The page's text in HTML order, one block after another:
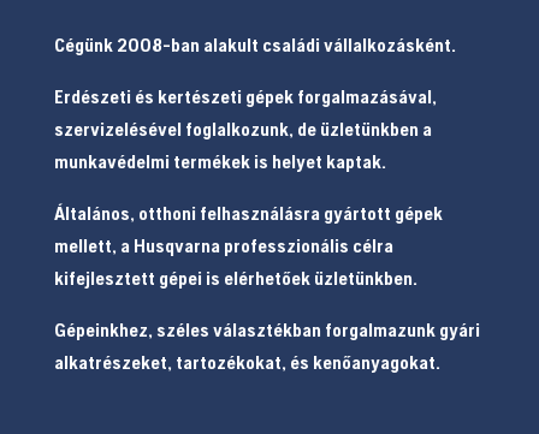
Cégünk 2008-ban alakult családi vállalkozásként.
Erdészeti és kertészeti gépek forgalmazásával,
szervizelésével foglalkozunk, de üzletünkben a
munkavédelmi termékek is helyet kaptak.
Általános, otthoni felhasználásra gyártott gépek
mellett, a Husqvarna professzionális célra
kifejlesztett gépei is elérhetőek üzletünkben.
Gépeinkhez, széles választékban forgalmazunk gyári
alkatrészeket, tartozékokat, és kenőanyagokat.